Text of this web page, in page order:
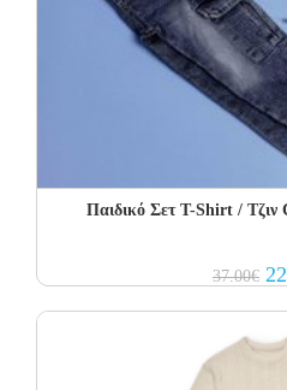
Παιδικό Σετ Τ-Shirt /
37.00€